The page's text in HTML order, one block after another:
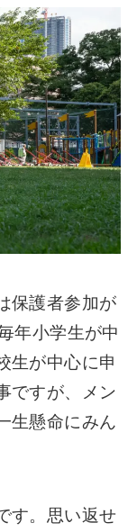
保護者参加が
年小学生が中
生が中心に申
ですが、メン
生懸命にみん
す。思い返せ